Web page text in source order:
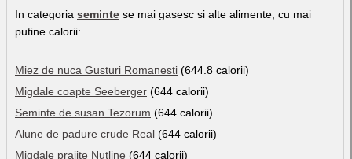
In categoria seminte se mai gasesc si alte alimente, cu mai
putine calorii:
Miez de nuca Gusturi Romanesti (644.8 calorii)
Migdale coapte Seeberger (644 calorii)
Seminte de susan Tezorum (644 calorii)
Alune de padure crude Real (644 calorii)
Migdale prajite Nutline (644 calorii)